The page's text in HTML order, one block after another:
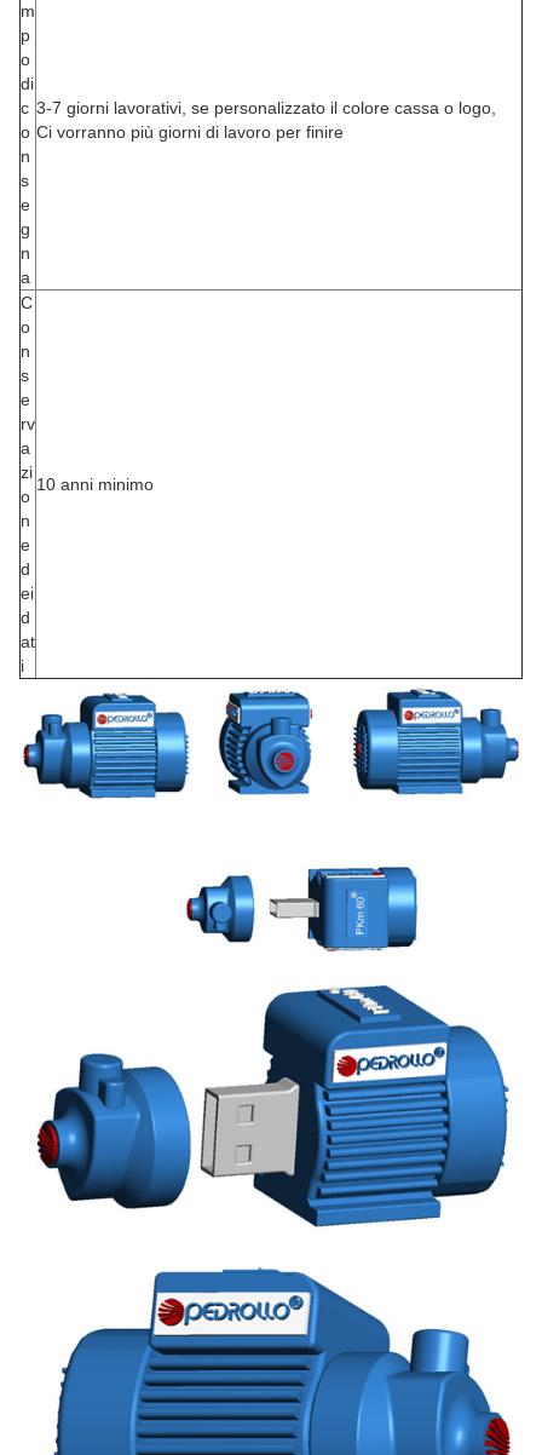
m
p
o
di
c
o
n
s
e
g
n
a
3-7 giorni lavorativi, se personalizzato il colore cassa o logo,
Ci vorranno più giorni di lavoro per finire
C
o
n
s
e
rv
a
zi
o
n
e
d
ei
d
at
i
10 anni minimo